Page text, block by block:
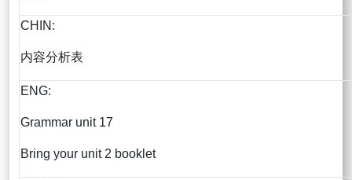
CHIN:
内容分析表
ENG:
Grammar unit 17
Bring your unit 2 booklet